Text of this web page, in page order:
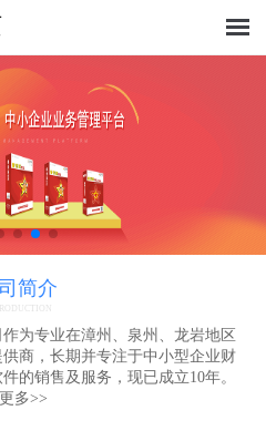
简介
为专业在漳州、泉州、龙岩地区
商，长期并专注于中小型企业财
的销售及服务，现已成立10年。
更多>>